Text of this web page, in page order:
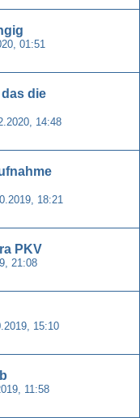
01:51
die
14:48
18:21
PKV
21:08
15:10
11:58